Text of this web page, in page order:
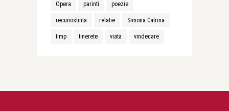
Opera parinti poezie
recunostinta relatie Simona Catrina
timp tinerete viata vindecare